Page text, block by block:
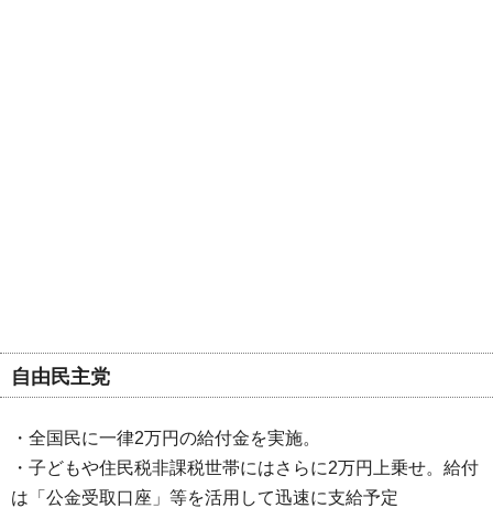
自由民主党
・全国民に一律2万円の給付金を実施。
・子どもや住民税非課税世帯にはさらに2万円上乗せ。給付
は「公金受取口座」等を活用して迅速に支給予定